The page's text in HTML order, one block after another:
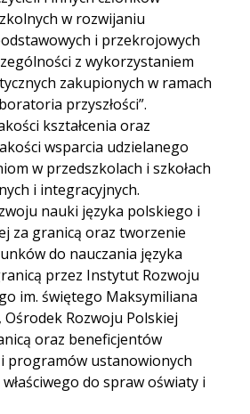
w rozwijaniu
i przekrojowych
z wykorzystaniem
zakupionych w ramach
przyszłości”.
kształcenia oraz
wsparcia udzielanego
w przedszkolach i szkołach
i integracyjnych.
nauki języka polskiego i
za granicą oraz tworzenie
do nauczania języka
przez Instytut Rozwoju
im. świętego Maksymiliana
Rozwoju Polskiej
oraz beneficjentów
programów ustanowionych
do spraw oświaty i